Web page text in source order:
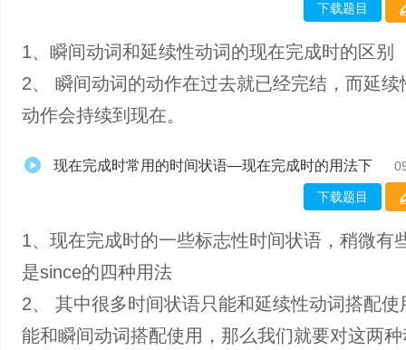
下载题目
1、瞬间动词和延续性动词的现在完成时的区别
2、 瞬间动词的动作在过去就已经完结，而延续
动作会持续到现在。
现在完成时常用的时间状语—现在完成时的用法下
下载题目
1、现在完成时的一些标志性时间状语，稍微有
是since的四种用法
2、 其中很多时间状语只能和延续性动词搭配使
能和瞬间动词搭配使用，那么我们就要对这两